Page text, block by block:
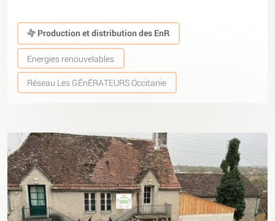
Production et distribution des EnR
Energies renouvelables
Réseau Les GÉnÉRATEURS Occitanie